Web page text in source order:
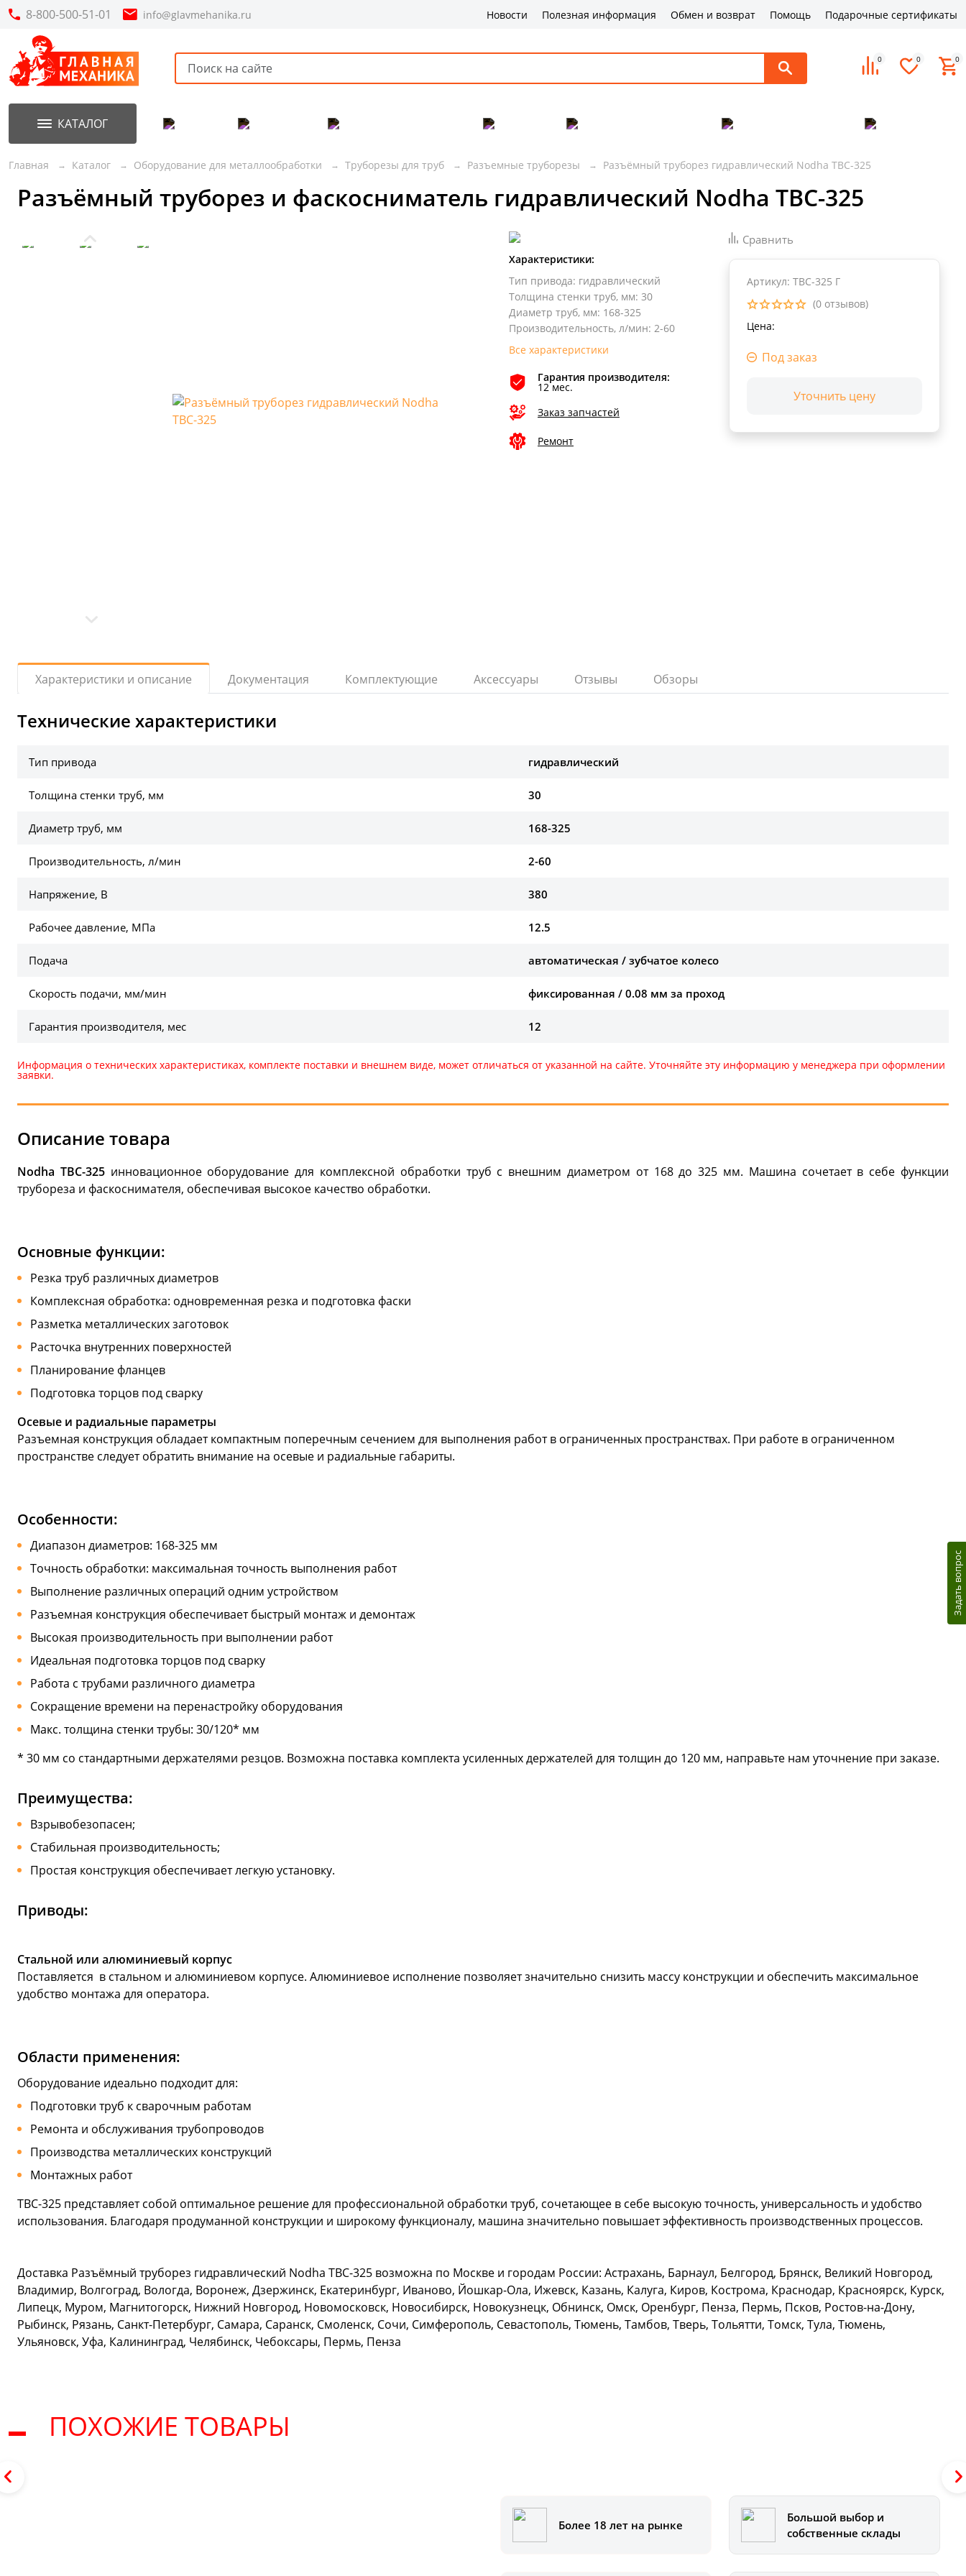
8-800-500-51-01 info@glavmehanika.ru Новости Полезная информация Обмен и возврат Помощь Подарочные сертификаты
0 0 0
КАТАЛОГ
Главная Каталог Оборудование для металлообработки Труборезы для труб Разъемные труборезы Разъёмный труборез гидравлический Nodha ТВС-325
Разъёмный труборез и фаскосниматель гидравлический Nodha ТВС-325
Характеристики:
Тип привода: гидравлический
Толщина стенки труб, мм: 30
Диаметр труб, мм: 168-325
Производительность, л/мин: 2-60
Все характеристики
Гарантия производителя:
12 мес.
Заказ запчастей
Ремонт
Сравнить
Артикул: ТВС-325 Г
(0 отзывов)
Цена:
Под заказ
Уточнить цену
Характеристики и описание Документация Комплектующие Аксессуары Отзывы Обзоры
Технические характеристики
Тип привода гидравлический
Толщина стенки труб, мм 30
Диаметр труб, мм 168-325
Производительность, л/мин 2-60
Напряжение, В 380
Рабочее давление, МПа 12.5
Подача автоматическая / зубчатое колесо
Скорость подачи, мм/мин фиксированная / 0.08 мм за проход
Гарантия производителя, мес 12
Информация о технических характеристиках, комплекте поставки и внешнем виде, может отличаться от указанной на сайте. Уточняйте эту информацию у менеджера при оформлении
заявки.
Описание товара
Nodha ТВС-325инновационное оборудование для комплексной обработки труб с внешним диаметром от 168 до 325 мм. Машина сочетает в себе функции
трубореза и фаскоснимателя, обеспечивая высокое качество обработки.
Основные функции:
Резка труб различных диаметров
Комплексная обработка: одновременная резка и подготовка фаски
Разметка металлических заготовок
Расточка внутренних поверхностей
Планирование фланцев
Подготовка торцов под сварку
Осевые и радиальные параметры
Разъемная конструкция обладает компактным поперечным сечением для выполнения работ в ограниченных пространствах. При работе в ограниченном
пространстве следует обратить внимание на осевые и радиальные габариты.
Особенности:
Диапазон диаметров: 168-325 мм
Точность обработки: максимальная точность выполнения работ
Выполнение различных операций одним устройством
Разъемная конструкция обеспечивает быстрый монтаж и демонтаж
Высокая производительность при выполнении работ
Идеальная подготовка торцов под сварку
Работа с трубами различного диаметра
Сокращение времени на перенастройку оборудования
Макс. толщина стенки трубы: 30/120* мм
* 30 мм со стандартными держателями резцов. Возможна поставка комплекта усиленных держателей для толщин до 120 мм, направьте нам уточнение при заказе.
Преимущества:
Взрывобезопасен;
Стабильная производительность;
Простая конструкция обеспечивает легкую установку.
Приводы:
Стальной или алюминиевый корпус
Поставляется в стальном и алюминиевом корпусе. Алюминиевое исполнение позволяет значительно снизить массу конструкции и обеспечить максимальное
удобство монтажа для оператора.
Области применения:
Оборудование идеально подходит для:
Подготовки труб к сварочным работам
Ремонта и обслуживания трубопроводов
Производства металлических конструкций
Монтажных работ
ТВС-325 представляет собой оптимальное решение для профессиональной обработки труб, сочетающее в себе высокую точность, универсальность и удобство
использования. Благодаря продуманной конструкции и широкому функционалу, машина значительно повышает эффективность производственных процессов.
Доставка Разъёмный труборез гидравлический Nodha ТВС-325 возможна по Москве и городам России: Астрахань, Барнаул, Белгород, Брянск, Великий Новгород,
Владимир, Волгоград, Вологда, Воронеж, Дзержинск, Екатеринбург, Иваново, Йошкар-Ола, Ижевск, Казань, Калуга, Киров, Кострома, Краснодар, Красноярск, Курск,
Липецк, Муром, Магнитогорск, Нижний Новгород, Новомосковск, Новосибирск, Новокузнецк, Обнинск, Омск, Оренбург, Пенза, Пермь, Псков, Ростов-на-Дону,
Рыбинск, Рязань, Санкт-Петербург, Самара, Саранск, Смоленск, Сочи, Симферополь, Севастополь, Тюмень, Тамбов, Тверь, Тольятти, Томск, Тула, Тюмень,
Ульяновск, Уфа, Калининград, Челябинск, Чебоксары, Пермь, Пенза
ПОХОЖИЕ ТОВАРЫ
Более 18 лет на рынке
Большой выбор и
собственные склады
Задать вопрос